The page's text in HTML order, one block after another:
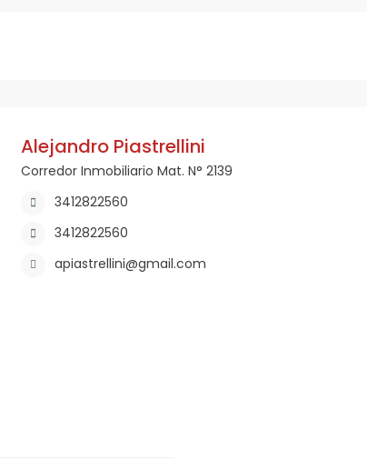
Alejandro Piastrellini
Corredor Inmobiliario Mat. N° 2139
3412822560
3412822560
apiastrellini@gmail.com